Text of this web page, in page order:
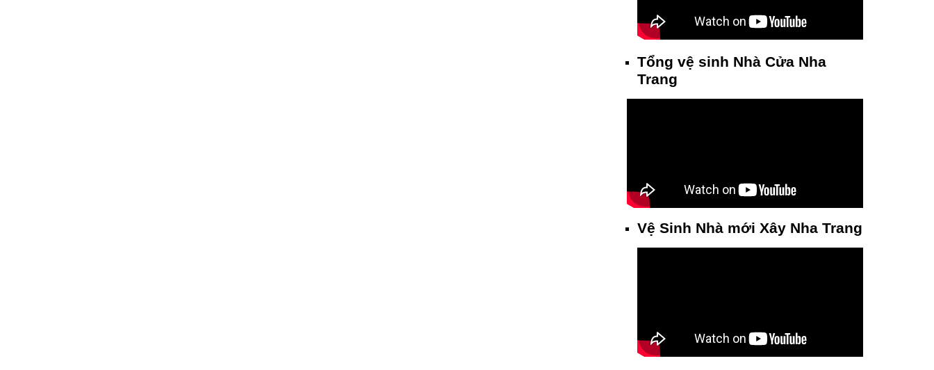
Tổng vệ sinh Nhà Cửa Nha
Trang
Vệ Sinh Nhà mới Xây Nha Trang